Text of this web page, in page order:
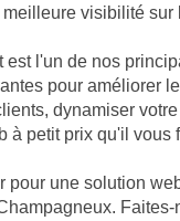
visibilité sur
est l'un de nos
pour améliorer
dynamiser
à petit prix qu'il vous
pour une solution